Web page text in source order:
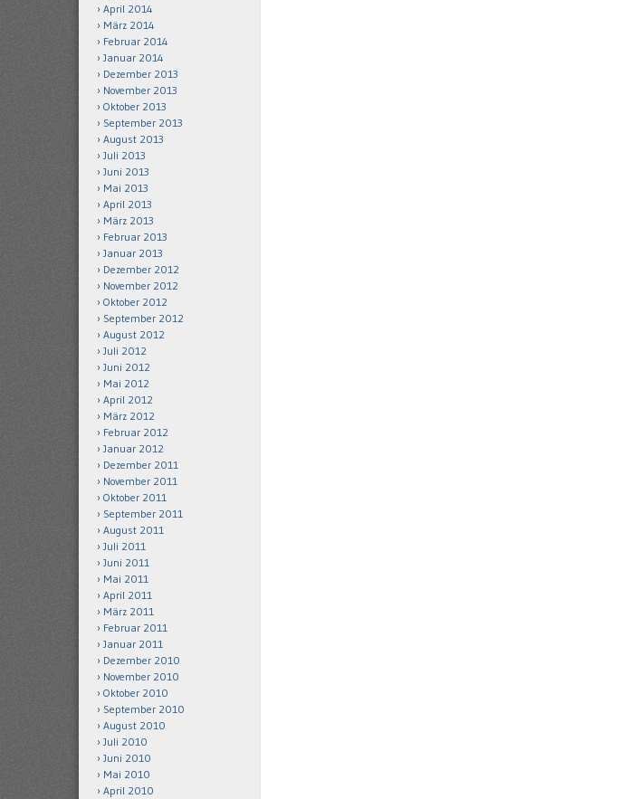
April 2014
März 2014
Februar 2014
Januar 2014
Dezember 2013
November 2013
Oktober 2013
September 2013
August 2013
Juli 2013
Juni 2013
Mai 2013
April 2013
März 2013
Februar 2013
Januar 2013
Dezember 2012
November 2012
Oktober 2012
September 2012
August 2012
Juli 2012
Juni 2012
Mai 2012
April 2012
März 2012
Februar 2012
Januar 2012
Dezember 2011
November 2011
Oktober 2011
September 2011
August 2011
Juli 2011
Juni 2011
Mai 2011
April 2011
März 2011
Februar 2011
Januar 2011
Dezember 2010
November 2010
Oktober 2010
September 2010
August 2010
Juli 2010
Juni 2010
Mai 2010
April 2010